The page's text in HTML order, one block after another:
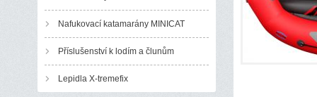
Nafukovací katamarány MINICAT
Příslušenství k lodím a člunům
Lepidla X-tremefix